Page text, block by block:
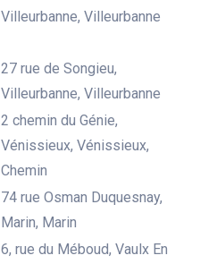
Villeurbanne, Villeurbanne
27 rue de Songieu,
Villeurbanne, Villeurbanne
2 chemin du Génie,
Vénissieux, Vénissieux,
Chemin
74 rue Osman Duquesnay,
Marin, Marin
6, rue du Méboud, Vaulx En